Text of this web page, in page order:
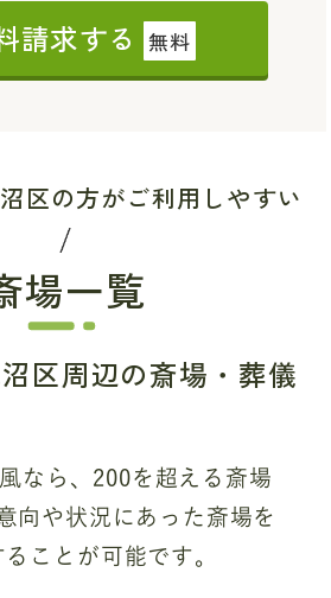
請求する 無料
区の方がご利用しやすい
場一覧
区周辺の斎場・葬儀
なら、200を超える斎場
向や状況にあった斎場を
ことが可能です。